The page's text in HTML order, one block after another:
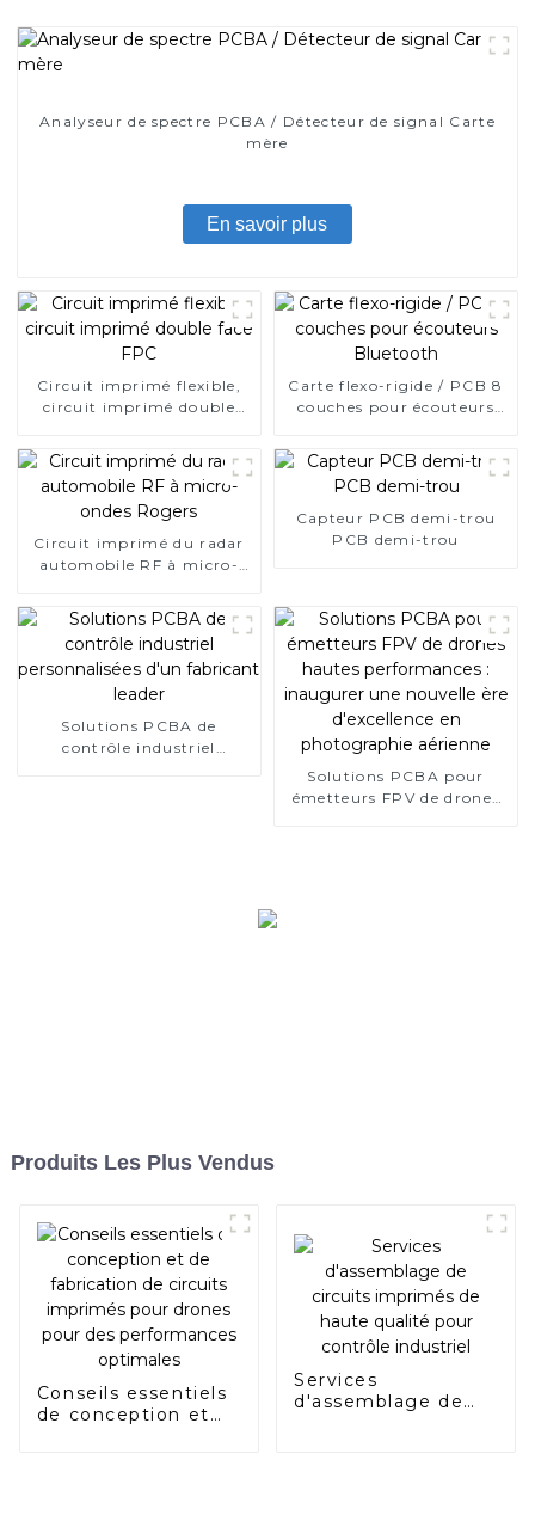
Analyseur de spectre PCBA / Détecteur de signal Carte
mère
En savoir plus
Circuit imprimé flexible,
circuit imprimé double
Carte flexo-rigide / PCB 8
couches pour écouteurs
Circuit imprimé du radar
automobile RF à micro-
Capteur PCB demi-trou
PCB demi-trou
Solutions PCBA de
contrôle industriel
Solutions PCBA pour
émetteurs FPV de drones
Produits Les Plus Vendus
Conseils essentiels
de conception et
Services
d'assemblage de